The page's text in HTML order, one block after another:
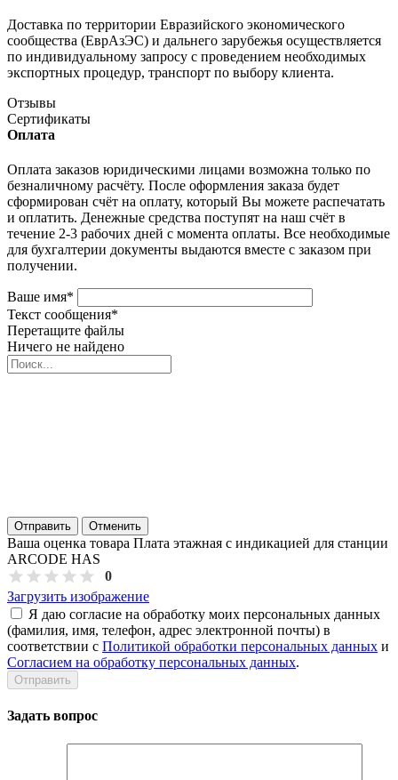
Доставка по территории Евразийского экономического
сообщества (ЕврАзЭС) и дальнего зарубежья осуществляется
по индивидуальному запросу с проведением необходимых
экспортных процедур, транспорт по выбору клиента.
Отзывы
Сертификаты
Оплата
Оплата заказов юридическими лицами возможна только по
безналичному расчёту. После оформления заказа будет
сформирован счёт на оплату, который Вы можете распечатать
и оплатить. Денежные средства поступят на наш счёт в
течение 2-3 рабочих дней с момента оплаты. Все необходимые
для бухгалтерии документы выдаются вместе с заказом при
получении.
Ваше имя*
Текст сообщения*
Перетащите файлы
Ничего не найдено
Отправить Отменить
Ваша оценка товара Плата этажная с индикацией для станции
ARCODE HAS
0
Загрузить изображение
Я даю согласие на обработку моих персональных данных
(фамилия, имя, телефон, адрес электронной почты) в
соответствии с Политикой обработки персональных данных и
Согласием на обработку персональных данных.
Задать вопрос